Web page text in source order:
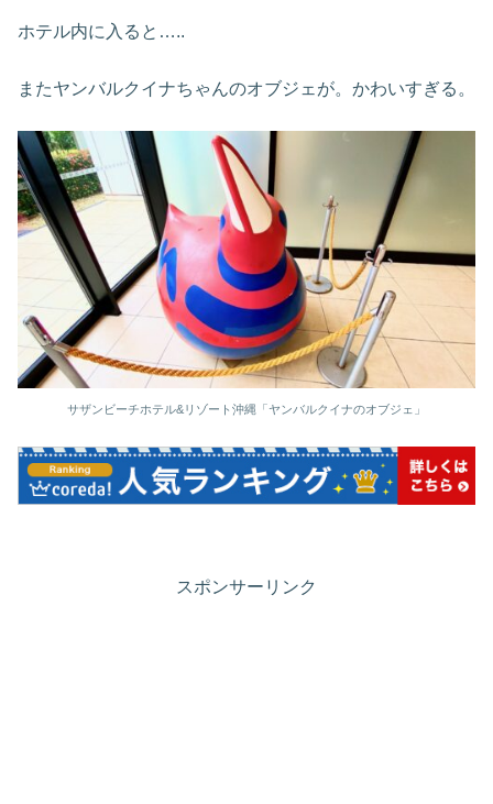
ホテル内に入ると…..
またヤンバルクイナちゃんのオブジェが。かわいすぎる。
サザンビーチホテル&リゾート沖縄「ヤンバルクイナのオブジェ」
スポンサーリンク